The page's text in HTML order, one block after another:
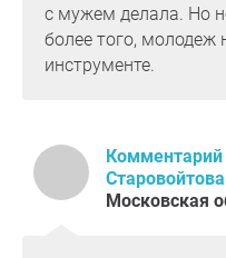
с мужем делала. Но
более того,
инструменте.
Комментарий
Московская